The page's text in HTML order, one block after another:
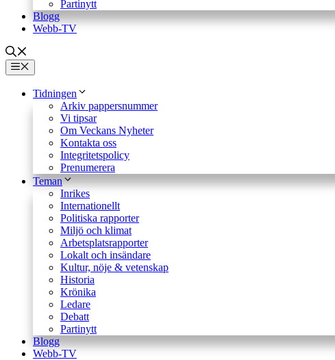
Partinytt
Blogg
Webb-TV
Meny
Tidningen
Arkiv pappersnummer
Vi tipsar
Om Veckans Nyheter
Kontakta oss
Integritetspolicy
Prenumerera
Teman
Inrikes
Internationellt
Politiska rapporter
Miljö och klimat
Arbetsplatsrapporter
Lokalt och insändare
Kultur, nöje & vetenskap
Historia
Krönika
Ledare
Debatt
Partinytt
Blogg
Webb-TV